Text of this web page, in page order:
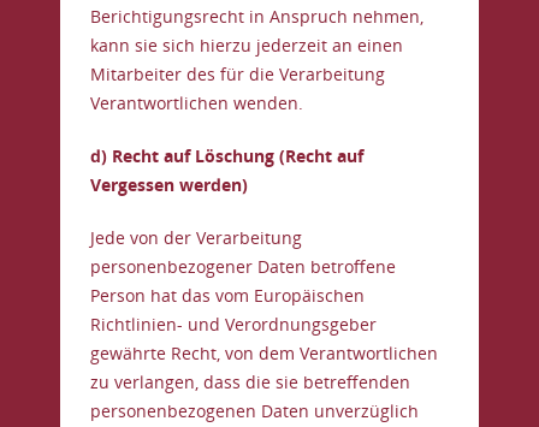
Berichtigungsrecht in Anspruch nehmen,
kann sie sich hierzu jederzeit an einen
Mitarbeiter des für die Verarbeitung
Verantwortlichen wenden.
d) Recht auf Löschung (Recht auf
Vergessen werden)
Jede von der Verarbeitung
personenbezogener Daten betroffene
Person hat das vom Europäischen
Richtlinien- und Verordnungsgeber
gewährte Recht, von dem Verantwortlichen
zu verlangen, dass die sie betreffenden
personenbezogenen Daten unverzüglich